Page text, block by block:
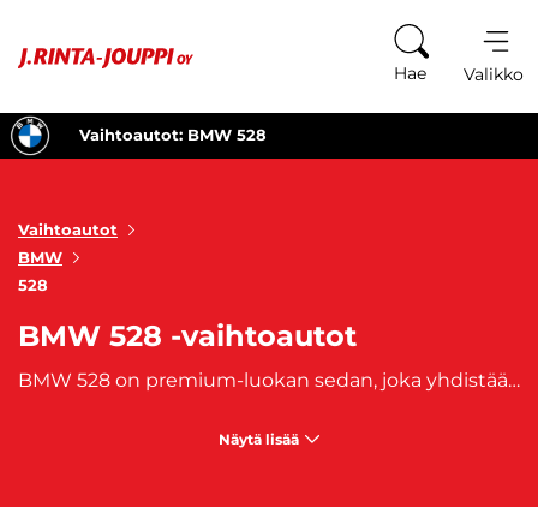
Hae Valikko
Vaihtoautot: BMW 528
Vaihtoautot
BMW
528
BMW 528 -vaihtoautot
BMW 528 on premium-luokan sedan, joka yhdistää huipputason ajomukavuuden, suorituskykyisen moottorin ja tyylikkään muotoilun. BMW:n legendaarinen 5-sarja tunnetaan laadukkaista materiaaleistaan, viimeistellystä ajettavuudestaan ja kattavasta varustelustaan, jotka tekevät jokaisesta ajomatkasta nautinnollisen. BMW 528 -vaihtoautot tarjoavat taloudellisen mutta voimakkaan moottorin, tarkkaa ohjattavuutta ja modernit mukavuusominaisuudet niin arkeen kuin pitkille matkoille. Tutustu valikoimaamme ja löydä oma BMW 528 -vaihtoautosi!
Näytä lisää